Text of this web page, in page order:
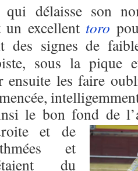
qui délaisse son
un excellent toro
des signes de
sous la pique
ensuite les faire
le bon fond de
et de
et
du